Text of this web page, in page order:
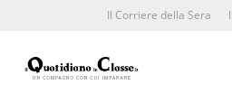
Il Corriere della Sera